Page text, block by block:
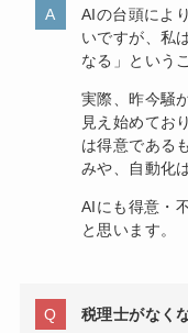
AIの台頭によ
いですが、私
なる」という
実際、昨今騒
見え始めてお
は得意である
みや、自動化
AIにも得意・
と思います。
税理士がなく